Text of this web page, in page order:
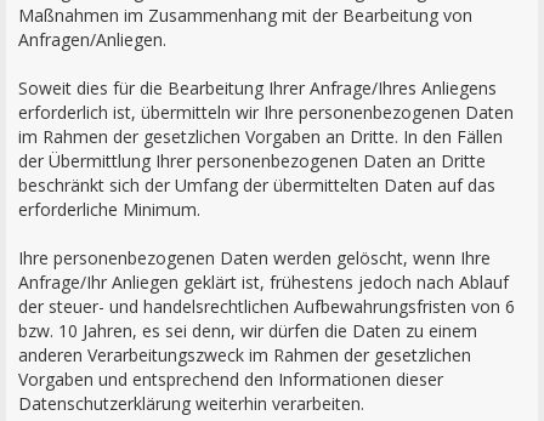
Maßnahmen im Zusammenhang mit der Bearbeitung von
Anfragen/Anliegen.
Soweit dies für die Bearbeitung Ihrer Anfrage/Ihres Anliegens
erforderlich ist, übermitteln wir Ihre personenbezogenen Daten
im Rahmen der gesetzlichen Vorgaben an Dritte. In den Fällen
der Übermittlung Ihrer personenbezogenen Daten an Dritte
beschränkt sich der Umfang der übermittelten Daten auf das
erforderliche Minimum.
Ihre personenbezogenen Daten werden gelöscht, wenn Ihre
Anfrage/Ihr Anliegen geklärt ist, frühestens jedoch nach Ablauf
der steuer- und handelsrechtlichen Aufbewahrungsfristen von 6
bzw. 10 Jahren, es sei denn, wir dürfen die Daten zu einem
anderen Verarbeitungszweck im Rahmen der gesetzlichen
Vorgaben und entsprechend den Informationen dieser
Datenschutzerklärung weiterhin verarbeiten.